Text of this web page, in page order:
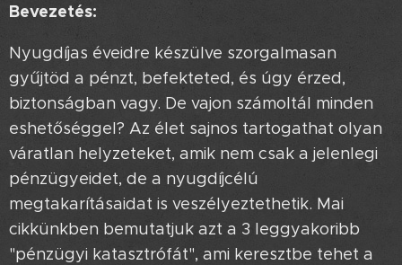
Bevezetés:
Nyugdíjas éveidre készülve szorgalmasan
gyűjtöd a pénzt, befekteted, és úgy érzed,
biztonságban vagy. De vajon számoltál minden
eshetőséggel? Az élet sajnos tartogathat olyan
váratlan helyzeteket, amik nem csak a jelenlegi
pénzügyeidet, de a nyugdíjcélú
megtakarításaidat is veszélyeztethetik. Mai
cikkünkben bemutatjuk azt a 3 leggyakoribb
"pénzügyi katasztrófát", ami keresztbe tehet a